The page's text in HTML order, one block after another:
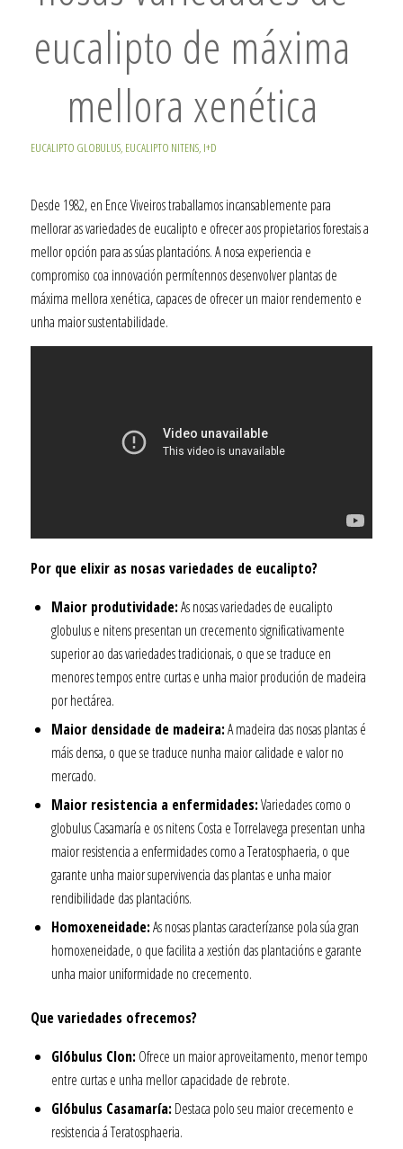
eucalipto de máxima
mellora xenética
EUCALIPTO GLOBULUS, EUCALIPTO NITENS, I+D
Desde 1982, en Ence Viveiros traballamos incansablemente para
mellorar as variedades de eucalipto e ofrecer aos propietarios forestais a
mellor opción para as súas plantacións. A nosa experiencia e
compromiso coa innovación permítennos desenvolver plantas de
máxima mellora xenética, capaces de ofrecer un maior rendemento e
unha maior sustentabilidade.
Por que elixir as nosas variedades de eucalipto?
Maior produtividade:As nosas variedades de eucalipto
globulus e nitens presentan un crecemento significativamente
superior ao das variedades tradicionais, o que se traduce en
menores tempos entre curtas e unha maior produción de madeira
por hectárea.
Maior densidade de madeira:A madeira das nosas plantas é
máis densa, o que se traduce nunha maior calidade e valor no
mercado.
Maior resistencia a enfermidades:Variedades como o
globulus Casamaría e os nitens Costa e Torrelavega presentan unha
maior resistencia a enfermidades como a Teratosphaeria, o que
garante unha maior supervivencia das plantas e unha maior
rendibilidade das plantacións.
Homoxeneidade:As nosas plantas caracterízanse pola súa gran
homoxeneidade, o que facilita a xestión das plantacións e garante
unha maior uniformidade no crecemento.
Que variedades ofrecemos?
Glóbulus Clon:Ofrece un maior aproveitamento, menor tempo
entre curtas e unha mellor capacidade de rebrote.
Glóbulus Casamaría:Destaca polo seu maior crecemento e
resistencia á Teratosphaeria.